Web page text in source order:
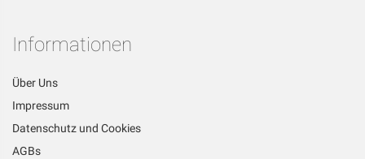
an:
Informationen
Über Uns
Impressum
Datenschutz und Cookies
AGBs